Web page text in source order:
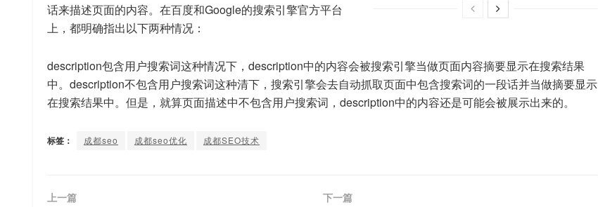
话来描述页面的内容。在百度和Google的搜索引擎官方平台
上，都明确指出以下两种情况：
description包含用户搜索词这种情况下，description中的内容会被搜索引擎当做页面内容摘要显示在搜索结果
中。description不包含用户搜索词这种清下，搜索引擎会去自动抓取页面中包含搜索词的一段话并当做摘要显示
在搜索结果中。但是，就算页面描述中不包含用户搜索词，description中的内容还是可能会被展示出来的。
标签： 成都seo 成都seo优化 成都SEO技术
上一篇 下一篇